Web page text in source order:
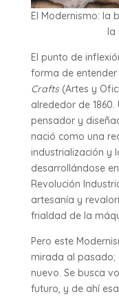
El Modernismo: la
la
El punto de
forma de
Crafts(Artes y
alrededor de
pensador y
nació como una
industrialización y
desarrollándose
Revolución
artesanía y
frialdad de la
Pero este
mirada al pasado;
nuevo. Se busca
futuro, y de ahí